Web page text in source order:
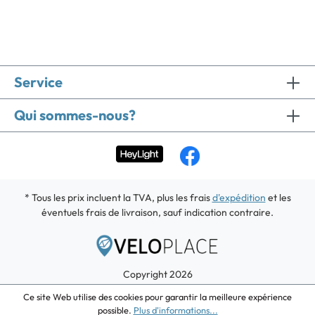
Service
Qui sommes-nous?
* Tous les prix incluent la TVA, plus les fraisd'expédition et les
éventuels frais de livraison, sauf indication contraire.
Copyright 2026
Ce site Web utilise des cookies pour garantir la meilleure expérience
possible. Plus d'informations...